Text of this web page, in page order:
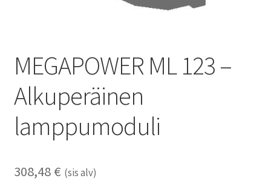
MEGAPOWER ML 123 –
Alkuperäinen
lamppumoduli
308,48 € (sis alv)